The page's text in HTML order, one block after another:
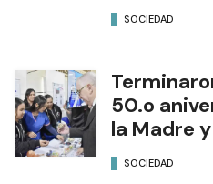
SOCIEDAD
50.o
la Madre
SOCIEDAD